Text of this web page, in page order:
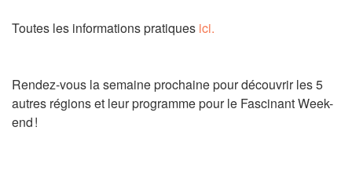
Toutes les informations pratiques ici.
Rendez-vous la semaine prochaine pour découvrir les 5
autres régions et leur programme pour le Fascinant Week-
end !